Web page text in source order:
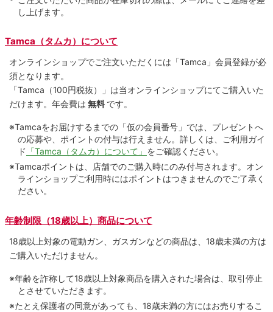
し上げます。
Tamca（タムカ）について
オンラインショップでご注⽂いただくには「Tamca」会員登録が必
須となります。
「Tamca （100円税抜）
」は当オンラインショップにてご購⼊いた
だけます。 年会費は 無料 です。
※Tamcaをお届けするまでの「仮の会員番号」では、プレゼントへ
の応募や、ポイントの付与は⾏えません。詳しくは、ご利⽤ガイ
ド 「Tamca（タムカ）について」 をご確認ください。
※Tamcaポイントは、店舗でのご購⼊時にのみ付与されます。オン
ラインショップご利用時にはポイントはつきませんのでご了承く
ださい。
年齢制限（18歳以上）商品について
18歳以上対象の電動ガン、ガスガンなどの商品は、18歳未満の方は
ご購入いただけません。
※年齢を詐称して18歳以上対象商品を購入された場合は、取引停止
とさせていただきます。
※たとえ保護者の同意があっても、18歳未満の方にはお売りするこ